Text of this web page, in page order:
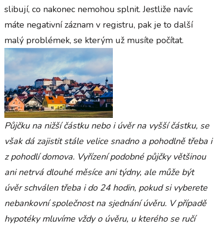
slibují, co nakonec nemohou splnit. Jestliže navíc
máte negativní záznam v registru, pak je to další
malý problémek, se kterým už musíte počítat.
Půjčku na nižší částku nebo i úvěr na vyšší částku, se
však dá zajistit stále velice snadno a pohodlně třeba i
z pohodlí domova. Vyřízení podobné půjčky většinou
ani netrvá dlouhé měsíce ani týdny, ale může být
úvěr schválen třeba i do 24 hodin, pokud si vyberete
nebankovní společnost na sjednání úvěru. V případě
hypotéky mluvíme vždy o úvěru, u kterého se ručí